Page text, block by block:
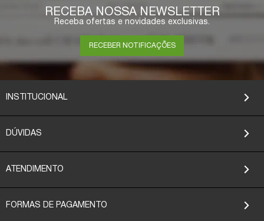
RECEBA NOSSA NEWSLETTER
Receba ofertas e novidades exclusivas.
RECEBER NOTIFICAÇÕES
INSTITUCIONAL
DÚVIDAS
ATENDIMENTO
FORMAS DE PAGAMENTO